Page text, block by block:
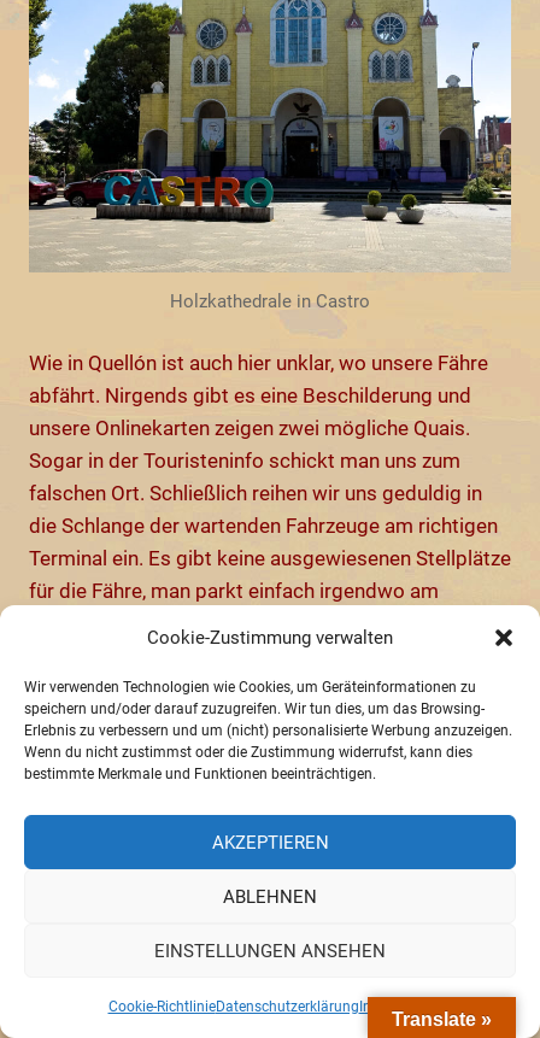
Cookie-Zustimmung verwalten
Wir verwenden Technologien wie Cookies, um Geräteinformationen zu
speichern und/oder darauf zuzugreifen. Wir tun dies, um das Browsing-
Erlebnis zu verbessern und um (nicht) personalisierte Werbung anzuzeigen.
Wenn du nicht zustimmst oder die Zustimmung widerrufst, kann dies
bestimmte Merkmale und Funktionen beeinträchtigen.
AKZEPTIEREN
ABLEHNEN
EINSTELLUNGEN ANSEHEN
Cookie-RichtlinieDatenschutzerklärung Impressum
Holzkathedrale in Castro
Wie in Quellón ist auch hier unklar, wo unsere Fähre
abfährt. Nirgends gibt es eine Beschilderung und
unsere Onlinekarten zeigen zwei mögliche Quais.
Sogar in der Touristeninfo schickt man uns zum
falschen Ort. Schließlich reihen wir uns geduldig in
die Schlange der wartenden Fahrzeuge am richtigen
Terminal ein. Es gibt keine ausgewiesenen Stellplätze
für die Fähre, man parkt einfach irgendwo am
Verhältnissen führt. Ein selbst ernannter Ordner in
gelber Warnweste dirigiert mit viel Engagement, aber
wenig Ahnung den Fahrzeugstrom und möchte
anschließend ein Trinkgeld für seine Mühe.
Beeindruckt beobachten wir, wie die langen Lkw von
der ankommenden Fähre durch die zugeparkte
Fahrgasse manövrieren. Schließlich sind auch wir an
Translate »